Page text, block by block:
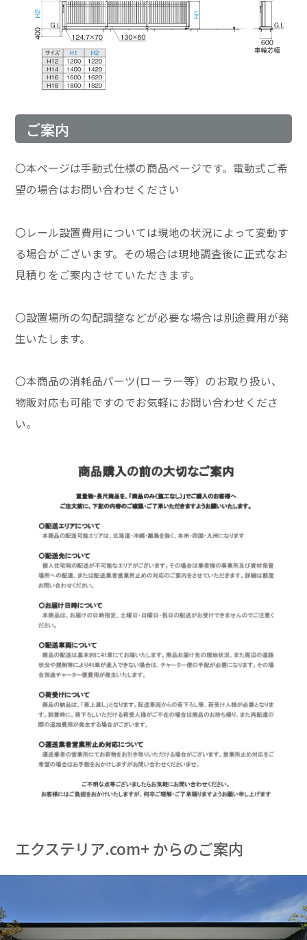
ご案内
〇本ページは手動式仕様の商品ページです。電動式ご希
望の場合はお問い合わせください
〇レール設置費用については現地の状況によって変動す
る場合がございます。その場合は現地調査後に正式なお
見積りをご案内させていただきます。
〇設置場所の勾配調整などが必要な場合は別途費用が発
生いたします。
〇本商品の消耗品パーツ(ローラー等）のお取り扱い、
物販対応も可能ですのでお気軽にお問い合わせくださ
い。
エクステリア.com+ からのご案内